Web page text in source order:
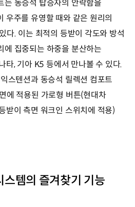
는 동승석 탑승자의 안락함을
우주를 유영할 때와 같은 원리의
다. 이는 최적의 등받이 각도와 방석
에 집중되는 하중을 분산하는
타, 기아 K5 등에서 만나볼 수 있다.
스텐션과 동승석 릴렉션 컴포트
에 적용된 가로형 버튼(현대차
받이 측면 워크인 스위치에 적용)
템의 즐겨찾기 기능